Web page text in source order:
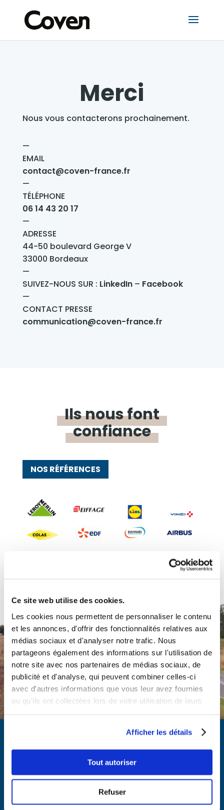
Ce site web utilise des cookies.
Les cookies nous permettent de personnaliser le contenu
et les annonces, d'offrir des fonctionnalités relatives aux
médias sociaux et d'analyser notre trafic. Nous
partageons également des informations sur l'utilisation de
notre site avec nos partenaires de médias sociaux, de
publicité et d'analyse, qui peuvent combiner celles-ci
avec d'autres informations que vous leur avez fournies
ou qu'ils ont collectées lors de votre utilisation de leurs
Afficher les détails
Tout autoriser
Refuser
Merci
Nous vous contacterons prochainement.
—
EMAIL
contact@coven-france.fr
—
TÉLÉPHONE
06 14 43 20 17
—
ADRESSE
44-50 boulevard George V
33000 Bordeaux
—
SUIVEZ-NOUS SUR : LinkedIn– Facebook
—
CONTACT PRESSE
communication@coven-france.fr
Ils nous font
confiance
NOS RÉFÉRENCES
Qui sommes-nous ?
L’équipe